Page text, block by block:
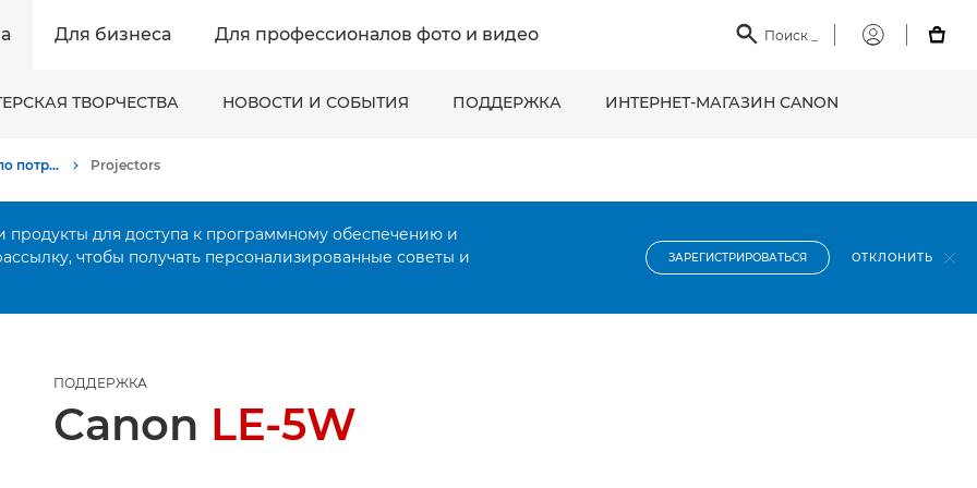
Для бизнеса Для профессионалов фото и видео  Поиск
Мой

ТВОРЧЕСТВА НОВОСТИ И СОБЫТИЯ ПОДДЕРЖКА ИНТЕРНЕТ-МАГАЗИН CANON
Онлайн-поддержка по потребительской продукции Projectors
продукты для доступа к программному обеспечению и
чтобы получать персонализированные советы и
ЗАРЕГИСТРИРОВАТЬСЯ ОТКЛОНИТЬ
ПОДДЕРЖКА
Canon LE-5W